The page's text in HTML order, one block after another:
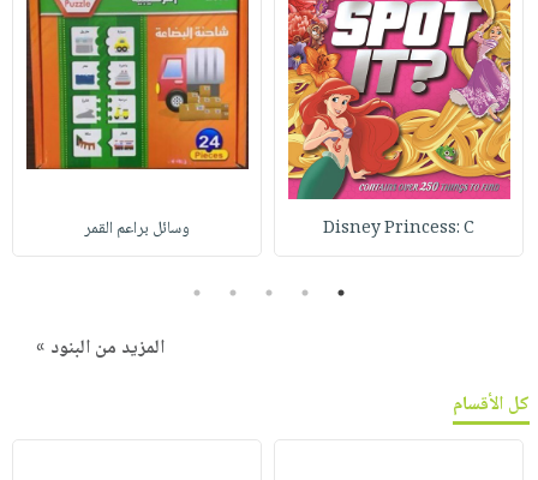
Disney Princess: C وسائل براعم القمر
1
2
3
4
5
المزيد من البنود »
كل الأقسام